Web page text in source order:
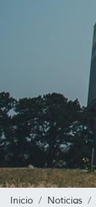
Inicio Noticias